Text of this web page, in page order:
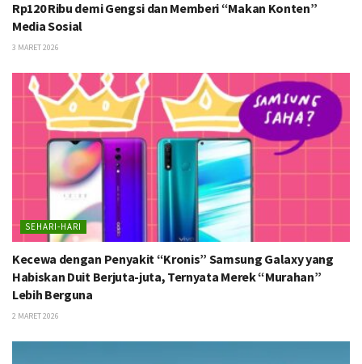
Rp120 Ribu demi Gengsi dan Memberi “Makan Konten”
Media Sosial
3 MARET 2026
SEHARI-HARI
Kecewa dengan Penyakit “Kronis” Samsung Galaxy yang
Habiskan Duit Berjuta-juta, Ternyata Merek “Murahan”
Lebih Berguna
2 MARET 2026